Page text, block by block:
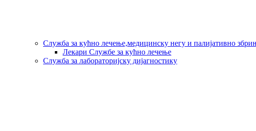
Служба за кућно лечење,медицинску негу и палијативно
Лекари Службе за кућно лечење
Служба за лабораторијску дијагностику